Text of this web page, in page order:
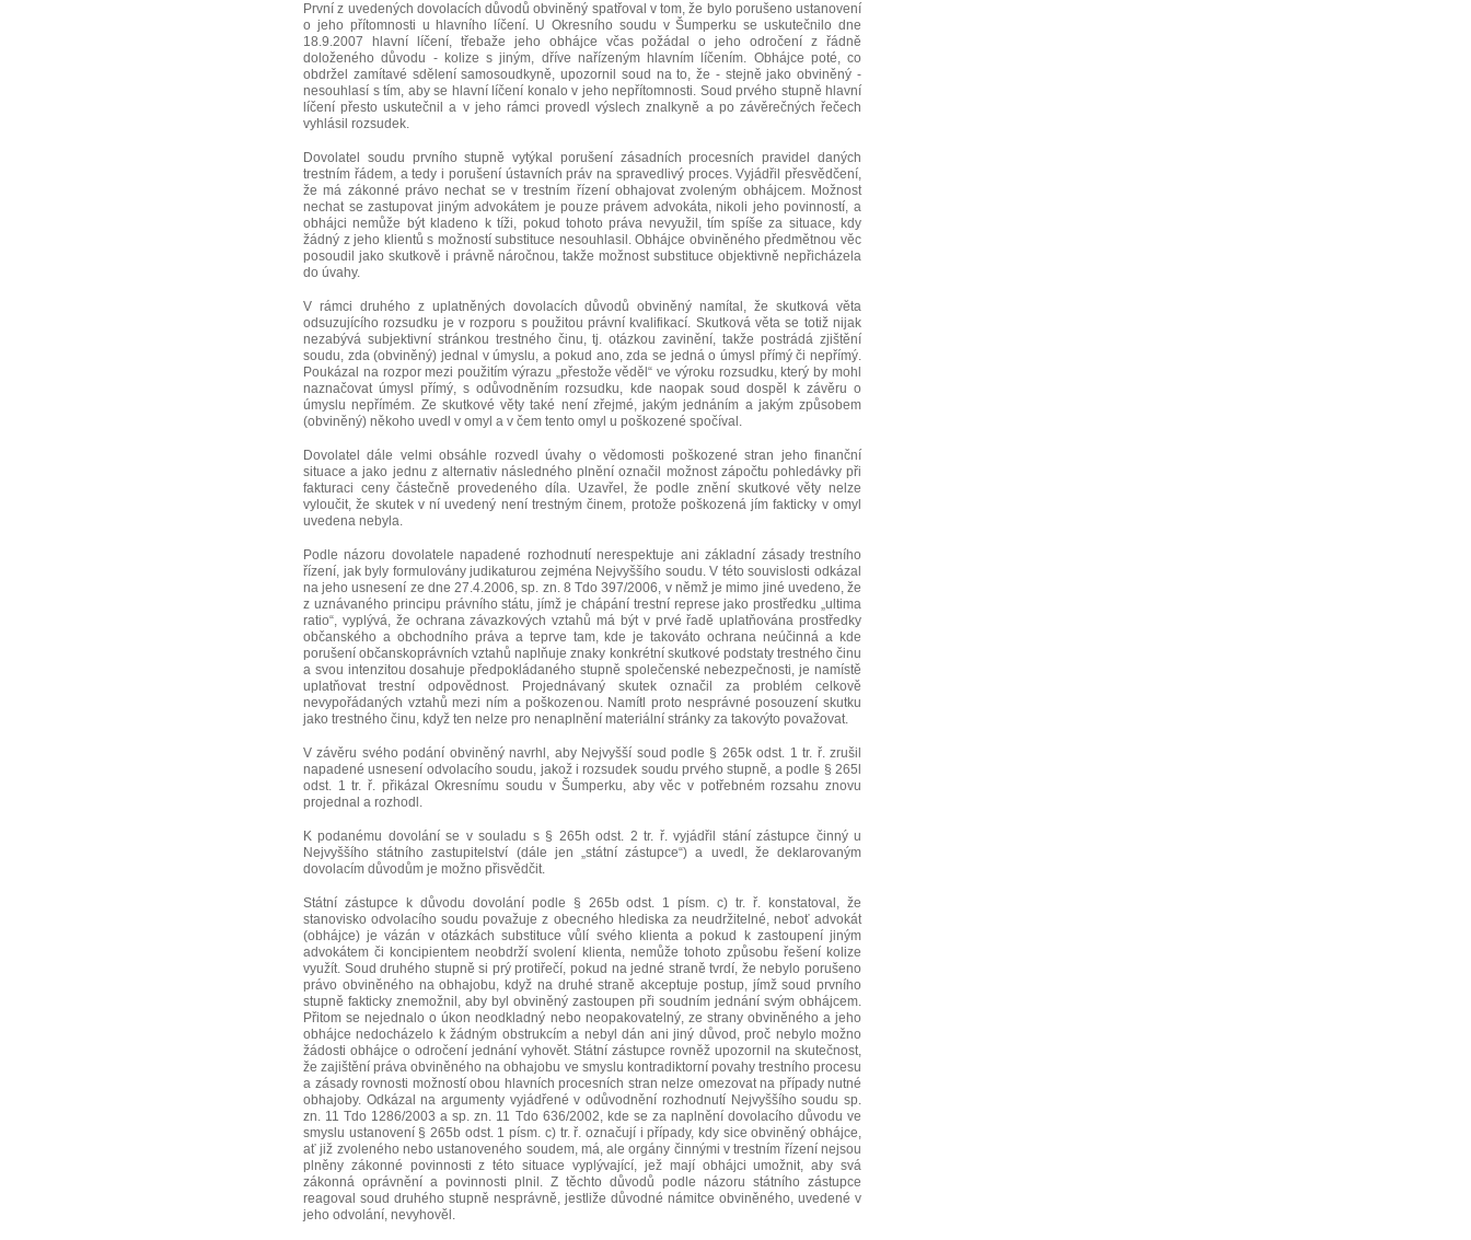
První z uvedených dovolacích důvodů obviněný spatřoval v tom, že bylo porušeno ustanovení
o jeho přítomnosti u hlavního líčení. U Okresního soudu v Šumperku se uskutečnilo dne
18.9.2007 hlavní líčení, třebaže jeho obhájce včas požádal o jeho odročení z řádně
doloženého důvodu - kolize s jiným, dříve nařízeným hlavním líčením. Obhájce poté, co
obdržel zamítavé sdělení samosoudkyně, upozornil soud na to, že - stejně jako obviněný -
nesouhlasí s tím, aby se hlavní líčení konalo v jeho nepřítomnosti. Soud prvého stupně hlavní
líčení přesto uskutečnil a v jeho rámci provedl výslech znalkyně a po závěrečných řečech
vyhlásil rozsudek.
Dovolatel soudu prvního stupně vytýkal porušení zásadních procesních pravidel daných
trestním řádem, a tedy i porušení ústavních práv na spravedlivý proces. Vyjádřil přesvědčení,
že má zákonné právo nechat se v trestním řízení obhajovat zvoleným obhájcem. Možnost
nechat se zastupovat jiným advokátem je pouze právem advokáta, nikoli jeho povinností, a
obhájci nemůže být kladeno k tíži, pokud tohoto práva nevyužil, tím spíše za situace, kdy
žádný z jeho klientů s možností substituce nesouhlasil. Obhájce obviněného předmětnou věc
posoudil jako skutkově i právně náročnou, takže možnost substituce objektivně nepřicházela
do úvahy.
V rámci druhého z uplatněných dovolacích důvodů obviněný namítal, že skutková věta
odsuzujícího rozsudku je v rozporu s použitou právní kvalifikací. Skutková věta se totiž nijak
nezabývá subjektivní stránkou trestného činu, tj. otázkou zavinění, takže postrádá zjištění
soudu, zda (obviněný) jednal v úmyslu, a pokud ano, zda se jedná o úmysl přímý či nepřímý.
Poukázal na rozpor mezi použitím výrazu „přestože věděl“ ve výroku rozsudku, který by mohl
naznačovat úmysl přímý, s odůvodněním rozsudku, kde naopak soud dospěl k závěru o
úmyslu nepřímém. Ze skutkové věty také není zřejmé, jakým jednáním a jakým způsobem
(obviněný) někoho uvedl v omyl a v čem tento omyl u poškozené spočíval.
Dovolatel dále velmi obsáhle rozvedl úvahy o vědomosti poškozené stran jeho finanční
situace a jako jednu z alternativ následného plnění označil možnost zápočtu pohledávky při
fakturaci ceny částečně provedeného díla. Uzavřel, že podle znění skutkové věty nelze
vyloučit, že skutek v ní uvedený není trestným činem, protože poškozená jím fakticky v omyl
uvedena nebyla.
Podle názoru dovolatele napadené rozhodnutí nerespektuje ani základní zásady trestního
řízení, jak byly formulovány judikaturou zejména Nejvyššího soudu. V této souvislosti odkázal
na jeho usnesení ze dne 27.4.2006, sp. zn. 8 Tdo 397/2006, v němž je mimo jiné uvedeno, že
z uznávaného principu právního státu, jímž je chápání trestní represe jako prostředku „ultima
ratio“, vyplývá, že ochrana závazkových vztahů má být v prvé řadě uplatňována prostředky
občanského a obchodního práva a teprve tam, kde je takováto ochrana neúčinná a kde
porušení občanskoprávních vztahů naplňuje znaky konkrétní skutkové podstaty trestného činu
a svou intenzitou dosahuje předpokládaného stupně společenské nebezpečnosti, je namístě
uplatňovat trestní odpovědnost. Projednávaný skutek označil za problém celkově
nevypořádaných vztahů mezi ním a poškozenou. Namítl proto nesprávné posouzení skutku
jako trestného činu, když ten nelze pro nenaplnění materiální stránky za takovýto považovat.
V závěru svého podání obviněný navrhl, aby Nejvyšší soud podle § 265k odst. 1 tr. ř. zrušil
napadené usnesení odvolacího soudu, jakož i rozsudek soudu prvého stupně, a podle § 265l
odst. 1 tr. ř. přikázal Okresnímu soudu v Šumperku, aby věc v potřebném rozsahu znovu
projednal a rozhodl.
K podanému dovolání se v souladu s § 265h odst. 2 tr. ř. vyjádřil stání zástupce činný u
Nejvyššího státního zastupitelství (dále jen „státní zástupce“) a uvedl, že deklarovaným
dovolacím důvodům je možno přisvědčit.
Státní zástupce k důvodu dovolání podle § 265b odst. 1 písm. c) tr. ř. konstatoval, že
stanovisko odvolacího soudu považuje z obecného hlediska za neudržitelné, neboť advokát
(obhájce) je vázán v otázkách substituce vůlí svého klienta a pokud k zastoupení jiným
advokátem či koncipientem neobdrží svolení klienta, nemůže tohoto způsobu řešení kolize
využít. Soud druhého stupně si prý protiřečí, pokud na jedné straně tvrdí, že nebylo porušeno
právo obviněného na obhajobu, když na druhé straně akceptuje postup, jímž soud prvního
stupně fakticky znemožnil, aby byl obviněný zastoupen při soudním jednání svým obhájcem.
Přitom se nejednalo o úkon neodkladný nebo neopakovatelný, ze strany obviněného a jeho
obhájce nedocházelo k žádným obstrukcím a nebyl dán ani jiný důvod, proč nebylo možno
žádosti obhájce o odročení jednání vyhovět. Státní zástupce rovněž upozornil na skutečnost,
že zajištění práva obviněného na obhajobu ve smyslu kontradiktorní povahy trestního procesu
a zásady rovnosti možností obou hlavních procesních stran nelze omezovat na případy nutné
obhajoby. Odkázal na argumenty vyjádřené v odůvodnění rozhodnutí Nejvyššího soudu sp.
zn. 11 Tdo 1286/2003 a sp. zn. 11 Tdo 636/2002, kde se za naplnění dovolacího důvodu ve
smyslu ustanovení § 265b odst. 1 písm. c) tr. ř. označují i případy, kdy sice obviněný obhájce,
ať již zvoleného nebo ustanoveného soudem, má, ale orgány činnými v trestním řízení nejsou
plněny zákonné povinnosti z této situace vyplývající, jež mají obhájci umožnit, aby svá
zákonná oprávnění a povinnosti plnil. Z těchto důvodů podle názoru státního zástupce
reagoval soud druhého stupně nesprávně, jestliže důvodné námitce obviněného, uvedené v
jeho odvolání, nevyhověl.